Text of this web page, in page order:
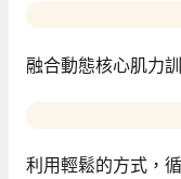
融合動態核心肌力
利用輕鬆的方式，